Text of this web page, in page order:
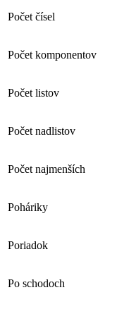
Počet čísel
Počet komponentov
Počet listov
Počet nadlistov
Počet najmenších
Poháriky
Poriadok
Po schodoch